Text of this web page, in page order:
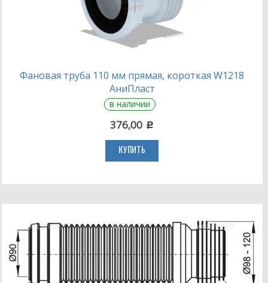
Фановая труба 110 мм прямая, короткая W1218
АниПласт
в наличии
376,00 c
КУПИТЬ